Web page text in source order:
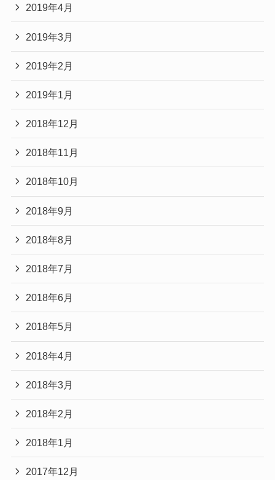
2019年4月
2019年3月
2019年2月
2019年1月
2018年12月
2018年11月
2018年10月
2018年9月
2018年8月
2018年7月
2018年6月
2018年5月
2018年4月
2018年3月
2018年2月
2018年1月
2017年12月